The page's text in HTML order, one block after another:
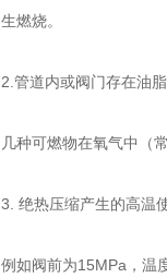
生燃烧。
2.管道内或阀门存在油
几种可燃物在氧气中（
3. 绝热压缩产生的高温
例如阀前为15MPa，温